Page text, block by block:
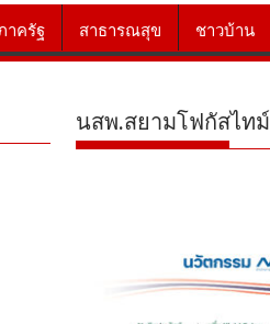
าครัฐ สาธารณสุข ชาวบ้าน
นสพ.สยามโฟกัสไทม์